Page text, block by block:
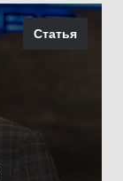
Статья